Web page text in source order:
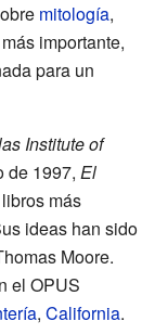
mitología,
importante,
para un
Institute of
de 1997, El
más
ideas han sido
Moore.
el OPUS
, California.